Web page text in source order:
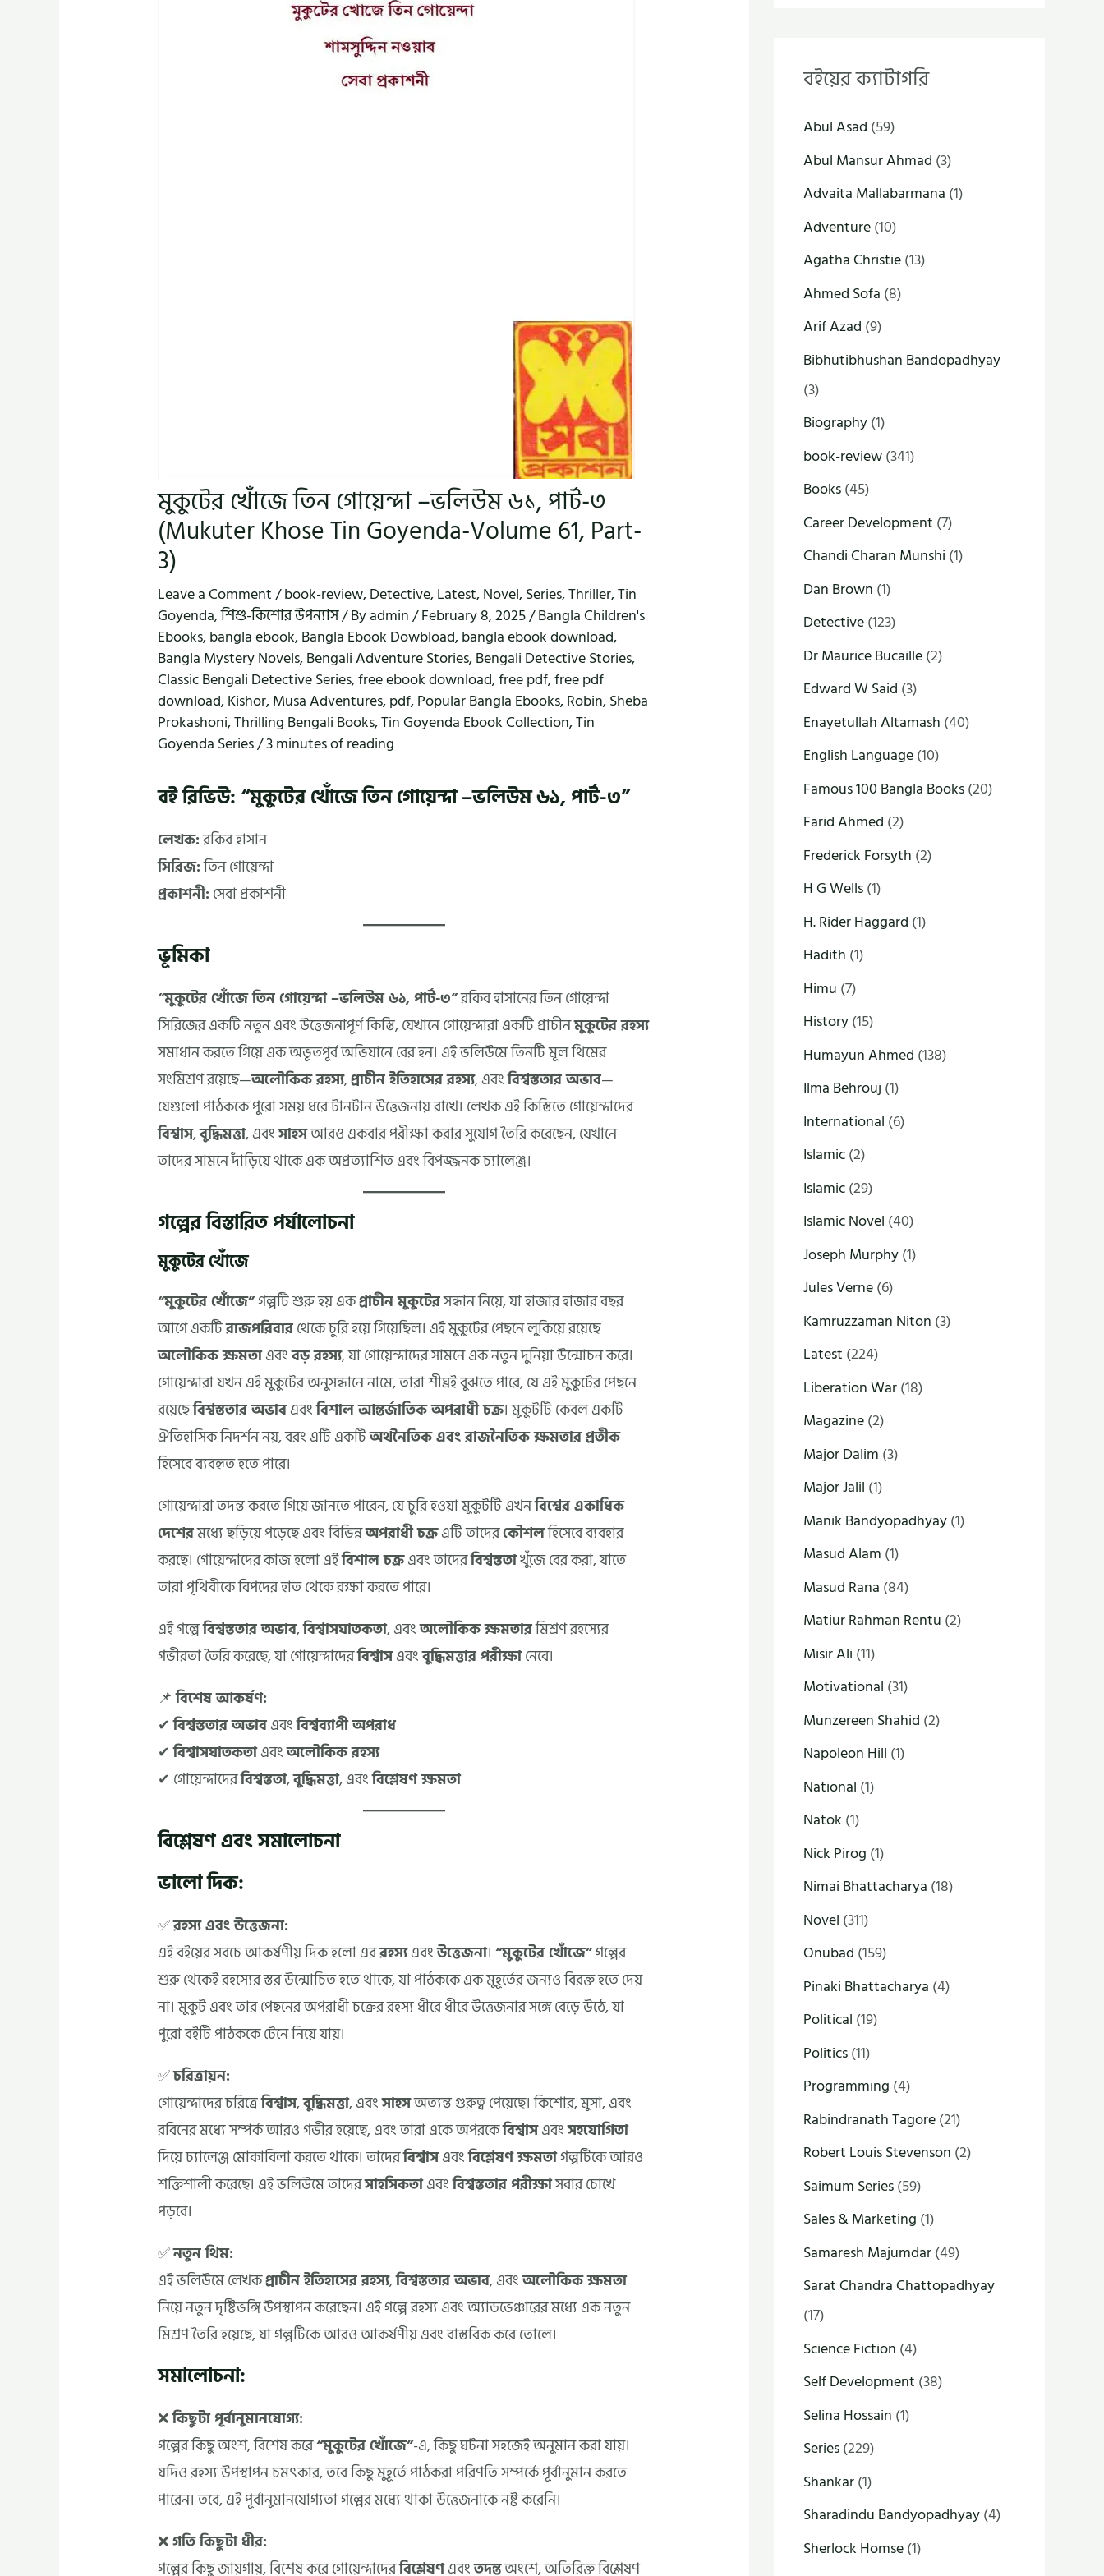
মুকুটের খোঁজে তিন গোয়েন্দা –ভলিউম ৬১, পার্ট-৩
(Mukuter Khose Tin Goyenda-Volume 61, Part-
3)
Leave a Comment/book-review,Detective,Latest,Novel,Series,Thriller,Tin
Goyenda,শিশু-কিশোর উপন্যাস/ Byadmin/February 8, 2025/Bangla Children's
Ebooks,bangla ebook,Bangla Ebook Dowbload,bangla ebook download,
Bangla Mystery Novels,Bengali Adventure Stories,Bengali Detective Stories,
Classic Bengali Detective Series,free ebook download,free pdf,free pdf
download,Kishor,Musa Adventures,pdf,Popular Bangla Ebooks,Robin,Sheba
Prokashoni,Thrilling Bengali Books,Tin Goyenda Ebook Collection,Tin
Goyenda Series/3 minutes of reading
বই রিভিউ: “মুকুটের খোঁজে তিন গোয়েন্দা –ভলিউম ৬১, পার্ট-৩”
লেখক:রকিব হাসান
সিরিজ:তিন গোয়েন্দা
প্রকাশনী: সেবা প্রকাশনী
ভূমিকা
“মুকুটের খোঁজে তিন গোয়েন্দা –ভলিউম ৬১, পার্ট-৩”রকিব হাসানের তিন গোয়েন্দা
সিরিজের একটি নতুন এবং উত্তেজনাপূর্ণ কিস্তি, যেখানে গোয়েন্দারা একটি প্রাচীনমুকুটের রহস্য
সমাধান করতে গিয়ে এক অভূতপূর্ব অভিযানে বের হন। এই ভলিউমে তিনটি মূল থিমের
সংমিশ্রণ রয়েছে—অলৌকিক রহস্য,প্রাচীন ইতিহাসের রহস্য, এবংবিশ্বস্ততার অভাব—
যেগুলো পাঠককে পুরো সময় ধরে টানটান উত্তেজনায় রাখে। লেখক এই কিস্তিতে গোয়েন্দাদের
বিশ্বাস,বুদ্ধিমত্তা, এবংসাহসআরও একবার পরীক্ষা করার সুযোগ তৈরি করেছেন, যেখানে
তাদের সামনে দাঁড়িয়ে থাকে এক অপ্রত্যাশিত এবং বিপজ্জনক চ্যালেঞ্জ।
গল্পের বিস্তারিত পর্যালোচনা
মুকুটের খোঁজে
“মুকুটের খোঁজে”গল্পটি শুরু হয় একপ্রাচীন মুকুটেরসন্ধান নিয়ে, যা হাজার হাজার বছর
আগে একটিরাজপরিবারথেকে চুরি হয়ে গিয়েছিল। এই মুকুটের পেছনে লুকিয়ে রয়েছে
অলৌকিক ক্ষমতাএবংবড় রহস্য, যা গোয়েন্দাদের সামনে এক নতুন দুনিয়া উন্মোচন করে।
গোয়েন্দারা যখন এই মুকুটের অনুসন্ধানে নামে, তারা শীঘ্রই বুঝতে পারে, যে এই মুকুটের পেছনে
রয়েছেবিশ্বস্ততার অভাবএবংবিশাল আন্তর্জাতিক অপরাধী চক্র। মুকুটটি কেবল একটি
ঐতিহাসিক নিদর্শন নয়, বরং এটি একটিঅর্থনৈতিক এবং রাজনৈতিক ক্ষমতার প্রতীক
হিসেবে ব্যবহৃত হতে পারে।
গোয়েন্দারা তদন্ত করতে গিয়ে জানতে পারেন, যে চুরি হওয়া মুকুটটি এখনবিশ্বের একাধিক
দেশেরমধ্যে ছড়িয়ে পড়েছে এবং বিভিন্নঅপরাধী চক্রএটি তাদেরকৌশলহিসেবে ব্যবহার
করছে। গোয়েন্দাদের কাজ হলো এইবিশাল চক্রএবং তাদেরবিশ্বস্ততাখুঁজে বের করা, যাতে
তারা পৃথিবীকে বিপদের হাত থেকে রক্ষা করতে পারে।
এই গল্পেবিশ্বস্ততার অভাব,বিশ্বাসঘাতকতা, এবংঅলৌকিক ক্ষমতারমিশ্রণ রহস্যের
গভীরতা তৈরি করেছে, যা গোয়েন্দাদেরবিশ্বাসএবংবুদ্ধিমত্তার পরীক্ষানেবে।
📌বিশেষ আকর্ষণ:
✔বিশ্বস্ততার অভাবএবংবিশ্বব্যাপী অপরাধ
✔বিশ্বাসঘাতকতাএবংঅলৌকিক রহস্য
✔ গোয়েন্দাদেরবিশ্বস্ততা,বুদ্ধিমত্তা, এবংবিশ্লেষণ ক্ষমতা
বিশ্লেষণ এবং সমালোচনা
ভালো দিক:
✅রহস্য এবং উত্তেজনা:
এই বইয়ের সবচে আকর্ষণীয় দিক হলো এররহস্যএবংউত্তেজনা।“মুকুটের খোঁজে”গল্পের
শুরু থেকেই রহস্যের স্তর উন্মোচিত হতে থাকে, যা পাঠককে এক মুহূর্তের জন্যও বিরক্ত হতে দেয়
না। মুকুট এবং তার পেছনের অপরাধী চক্রের রহস্য ধীরে ধীরে উত্তেজনার সঙ্গে বেড়ে উঠে, যা
পুরো বইটি পাঠককে টেনে নিয়ে যায়।
✅চরিত্রায়ন:
গোয়েন্দাদের চরিত্রেবিশ্বাস,বুদ্ধিমত্তা, এবংসাহসঅত্যন্ত গুরুত্ব পেয়েছে। কিশোর, মুসা, এবং
রবিনের মধ্যে সম্পর্ক আরও গভীর হয়েছে, এবং তারা একে অপরকেবিশ্বাসএবংসহযোগিতা
দিয়ে চ্যালেঞ্জ মোকাবিলা করতে থাকে। তাদেরবিশ্বাসএবংবিশ্লেষণ ক্ষমতাগল্পটিকে আরও
শক্তিশালী করেছে। এই ভলিউমে তাদেরসাহসিকতাএবংবিশ্বস্ততার পরীক্ষাসবার চোখে
পড়বে।
✅নতুন থিম:
এই ভলিউমে লেখকপ্রাচীন ইতিহাসের রহস্য,বিশ্বস্ততার অভাব, এবংঅলৌকিক ক্ষমতা
নিয়ে নতুন দৃষ্টিভঙ্গি উপস্থাপন করেছেন। এই গল্পে রহস্য এবং অ্যাডভেঞ্চারের মধ্যে এক নতুন
মিশ্রণ তৈরি হয়েছে, যা গল্পটিকে আরও আকর্ষণীয় এবং বাস্তবিক করে তোলে।
সমালোচনা:
❌কিছুটা পূর্বানুমানযোগ্য:
গল্পের কিছু অংশ, বিশেষ করে“মুকুটের খোঁজে”-এ, কিছু ঘটনা সহজেই অনুমান করা যায়।
যদিও রহস্য উপস্থাপন চমৎকার, তবে কিছু মুহূর্তে পাঠকরা পরিণতি সম্পর্কে পূর্বানুমান করতে
পারেন। তবে, এই পূর্বানুমানযোগ্যতা গল্পের মধ্যে থাকা উত্তেজনাকে নষ্ট করেনি।
❌গতি কিছুটা ধীর:
গল্পের কিছু জায়গায়, বিশেষ করে গোয়েন্দাদেরবিশ্লেষণএবংতদন্তঅংশে, অতিরিক্ত বিশ্লেষণ
বইয়ের ক্যাটাগরি
Abul Asad (59)
Abul Mansur Ahmad (3)
Advaita Mallabarmana (1)
Adventure(10)
Agatha Christie(13)
Ahmed Sofa (8)
Arif Azad (9)
Bibhutibhushan Bandopadhyay
(3)
Biography(1)
book-review(341)
Books(45)
Career Development (7)
Chandi Charan Munshi (1)
Dan Brown (1)
Detective(123)
Dr Maurice Bucaille(2)
Edward W Said (3)
Enayetullah Altamash (40)
English Language(10)
Famous 100 Bangla Books(20)
Farid Ahmed (2)
Frederick Forsyth (2)
H G Wells(1)
H. Rider Haggard (1)
Hadith (1)
Himu (7)
History(15)
Humayun Ahmed (138)
Ilma Behrouj (1)
International (6)
Islamic(2)
Islamic(29)
Islamic Novel (40)
Joseph Murphy(1)
Jules Verne(6)
Kamruzzaman Niton (3)
Latest (224)
Liberation War(18)
Magazine(2)
Major Dalim (3)
Major Jalil (1)
Manik Bandyopadhyay(1)
Masud Alam (1)
Masud Rana (84)
Matiur Rahman Rentu (2)
Misir Ali (11)
Motivational (31)
Munzereen Shahid (2)
Napoleon Hill (1)
National (1)
Natok (1)
Nick Pirog (1)
Nimai Bhattacharya (18)
Novel (311)
Onubad (159)
Pinaki Bhattacharya (4)
Political (19)
Politics(11)
Programming (4)
Rabindranath Tagore(21)
Robert Louis Stevenson (2)
Saimum Series(59)
Sales & Marketing (1)
Samaresh Majumdar(49)
Sarat Chandra Chattopadhyay
(17)
Science Fiction (4)
Self Development (38)
Selina Hossain (1)
Series(229)
Shankar(1)
Sharadindu Bandyopadhyay(4)
Sherlock Homse(1)